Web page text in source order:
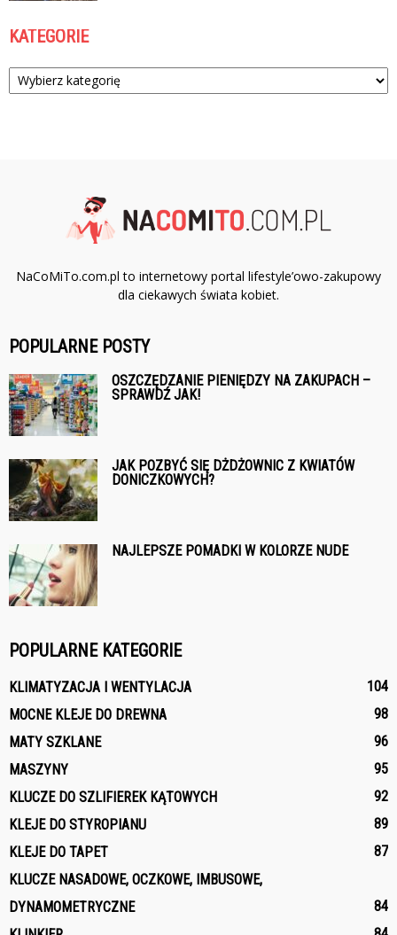
KATEGORIE
Kategorie
NaCoMiTo.com.pl to internetowy portal lifestyle’owo-zakupowy
dla ciekawych świata kobiet.
POPULARNE POSTY
OSZCZĘDZANIE PIENIĘDZY NA ZAKUPACH –
SPRAWDŹ JAK!
JAK POZBYĆ SIĘ DŻDŻOWNIC Z KWIATÓW
DONICZKOWYCH?
NAJLEPSZE POMADKI W KOLORZE NUDE
POPULARNE KATEGORIE
KLIMATYZACJA I WENTYLACJA
104
MOCNE KLEJE DO DREWNA
98
MATY SZKLANE
96
MASZYNY
95
KLUCZE DO SZLIFIEREK KĄTOWYCH
92
KLEJE DO STYROPIANU
89
KLEJE DO TAPET
87
KLUCZE NASADOWE, OCZKOWE, IMBUSOWE,
DYNAMOMETRYCZNE
84